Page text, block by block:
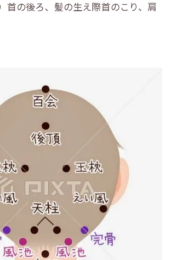
首の後ろ、髪の生え際首のこり、肩